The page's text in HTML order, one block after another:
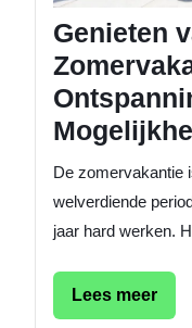
Genieten
De zomervakantie
welverdiende
jaar hard werken.
Lees meerLees
meer